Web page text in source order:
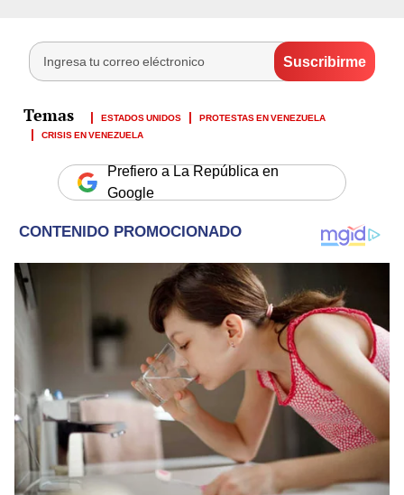
ESTADOS UNIDOS
PROTESTAS EN VENEZUELA
CRISIS EN VENEZUELA
Prefiero a La República en
Google